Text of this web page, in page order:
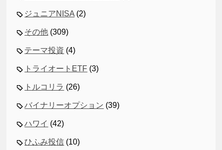
ジュニアNISA (2)
その他 (309)
テーマ投資 (4)
トライオートETF (3)
トルコリラ (26)
バイナリーオプション (39)
ハワイ (42)
ひふみ投信 (10)